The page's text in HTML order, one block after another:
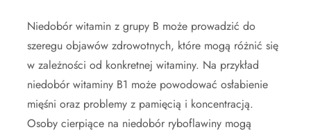
Niedobór witamin z grupy B może prowadzić do
szeregu objawów zdrowotnych, które mogą różnić się
w zależności od konkretnej witaminy. Na przykład
niedobór witaminy B1 może powodować osłabienie
mięśni oraz problemy z pamięcią i koncentracją.
Osoby cierpiące na niedobór ryboflawiny mogą